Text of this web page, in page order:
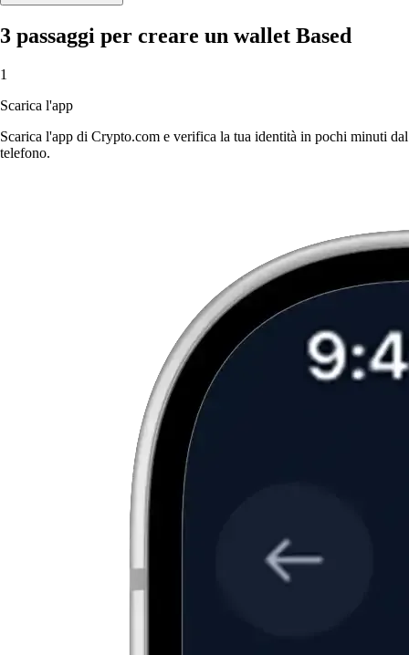
3 passaggi per creare un wallet Based
1
Scarica l'app
Scarica l'app di Crypto.com e verifica la tua identità in pochi minuti dal
telefono.